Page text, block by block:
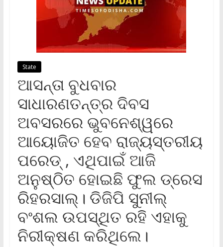
State
ଆସନ୍ତା ବୁଧବାର
ସାଧାରଣତନ୍ତ୍ର ଦିବସ
ଅବସରରେ ଭୁବନେଶ୍ୱରେ
ଆୟୋଜିତ ହେବ ରାଜ୍ୟସ୍ତରୀୟ
ପରେଡ୍ , ଏଥିପାଇଁ ଆଜି
ଅନୁଷ୍ଠିତ ହୋଇଛି ଫୁଲ ଡ୍ରେସ
ରିହରସାଲ୍। ଡିଜିପି ସୁନୀଲ୍
ବଂଶଲ ଉପସ୍ଥିତ ରହି ଏହାକୁ
ନିରୀକ୍ଷଣ କରିଥିଲେ।